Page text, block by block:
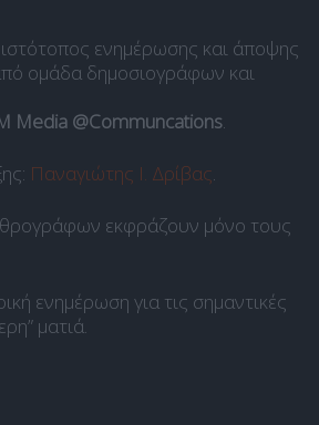
ενημέρωσης και άποψης
ομάδα δημοσιογράφων και
Media @Communcations.
Παναγιώτης Ι. Δρίβας.
εκφράζουν μόνο τους
ενημέρωση για τις σημαντικές
ματιά.